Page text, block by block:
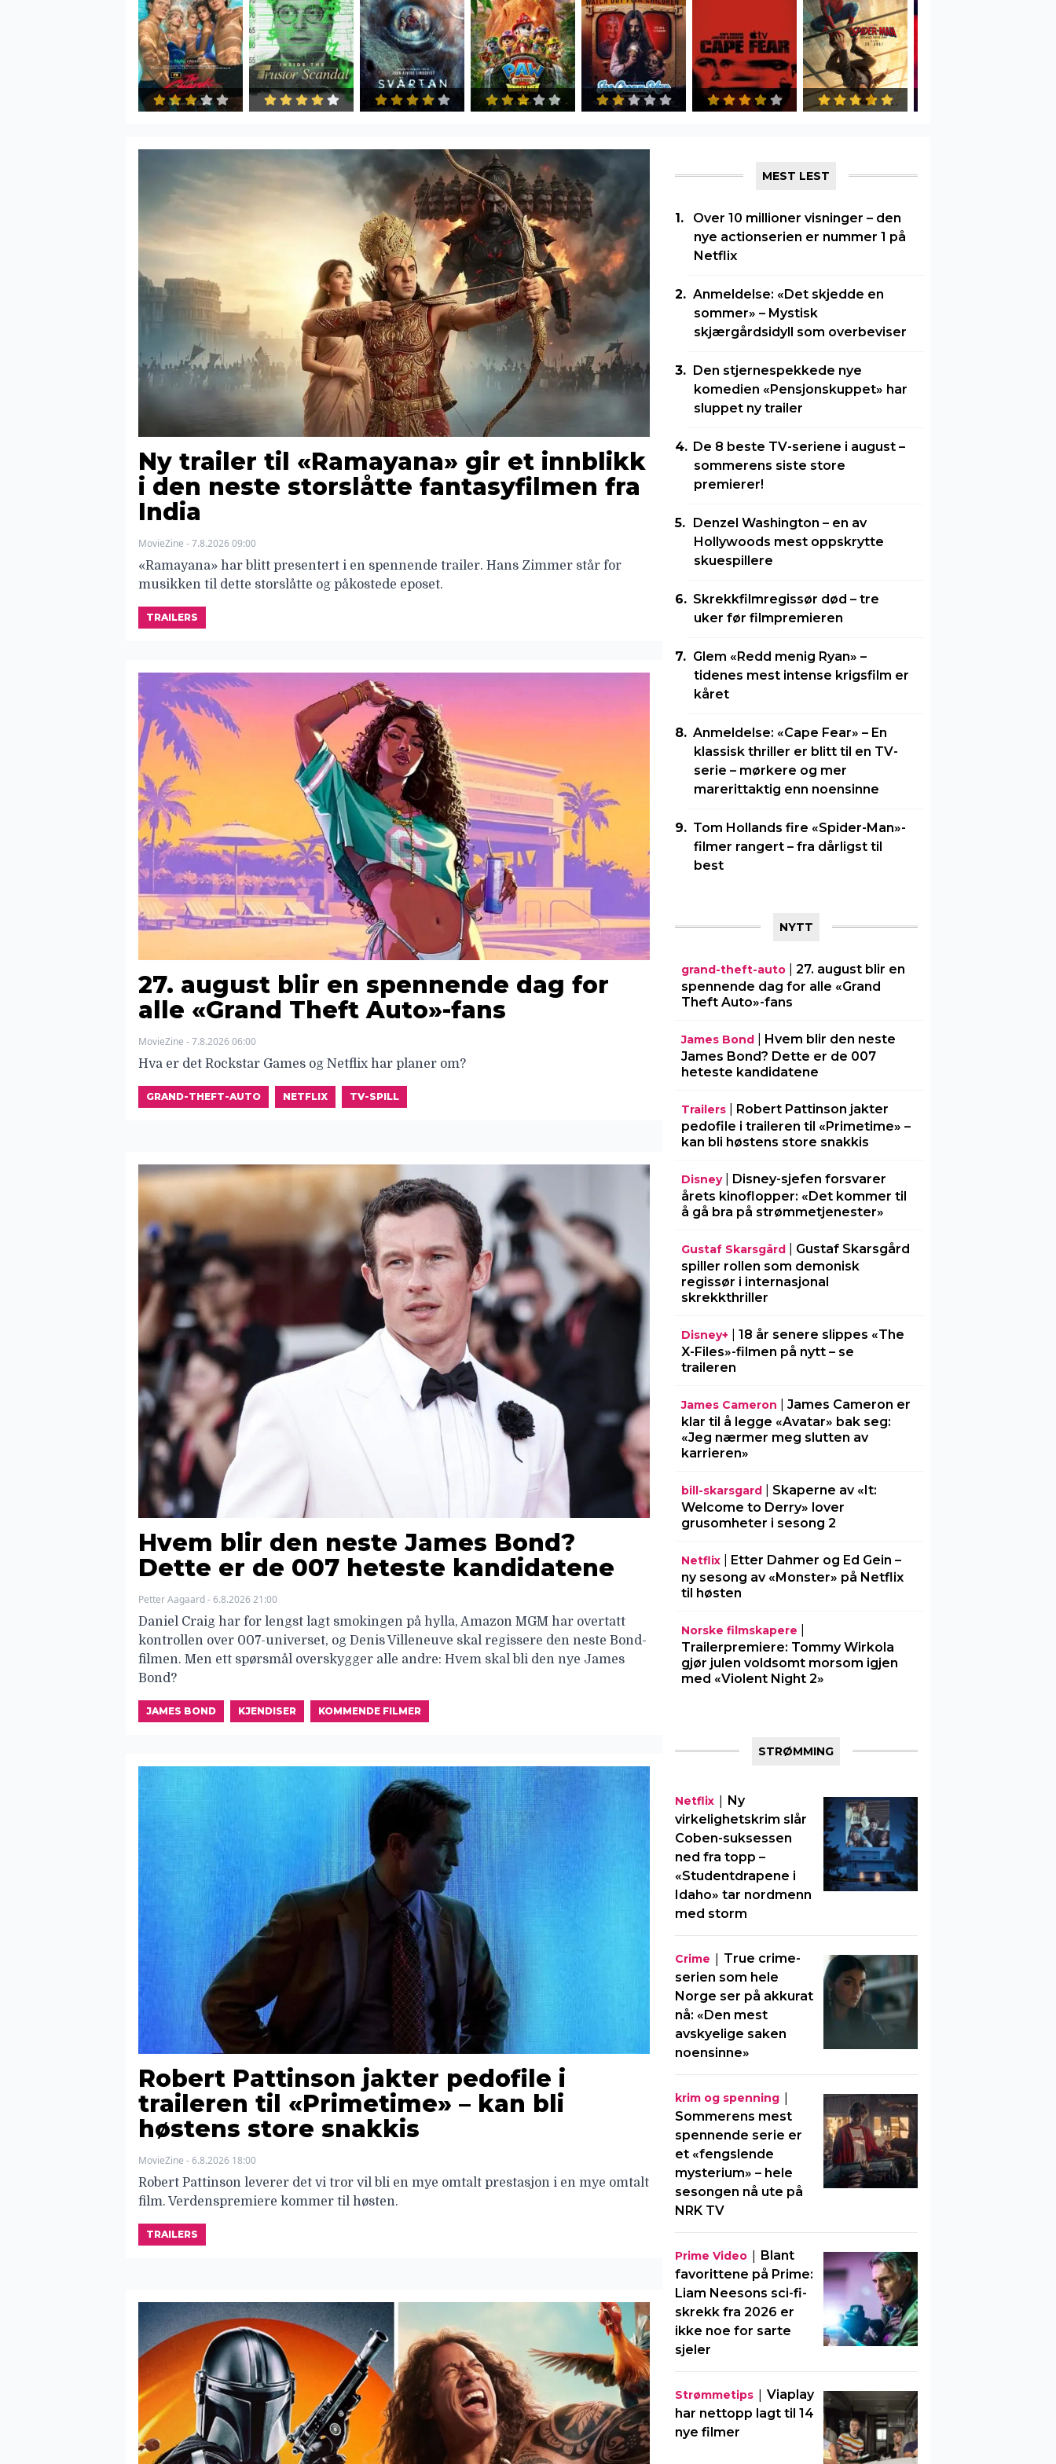
Ny trailer til «Ramayana» gir et innblikk
i den neste storslåtte fantasyfilmen fra
India
MovieZine - 7.8.2026 09:00
«Ramayana» har blitt presentert i en spennende trailer. Hans Zimmer står for
musikken til dette storslåtte og påkostede eposet.
TRAILERS
27. august blir en spennende dag for
alle «Grand Theft Auto»-fans
MovieZine - 7.8.2026 06:00
Hva er det Rockstar Games og Netflix har planer om?
GRAND-THEFT-AUTO NETFLIX TV-SPILL
Hvem blir den neste James Bond?
Dette er de 007 heteste kandidatene
Petter Aagaard - 6.8.2026 21:00
Daniel Craig har for lengst lagt smokingen på hylla, Amazon MGM har overtatt
kontrollen over 007-universet, og Denis Villeneuve skal regissere den neste Bond-
filmen. Men ett spørsmål overskygger alle andre: Hvem skal bli den nye James
Bond?
JAMES BOND KJENDISER KOMMENDE FILMER
Robert Pattinson jakter pedofile i
traileren til «Primetime» – kan bli
høstens store snakkis
MovieZine - 6.8.2026 18:00
Robert Pattinson leverer det vi tror vil bli en mye omtalt prestasjon i en mye omtalt
film. Verdenspremiere kommer til høsten.
TRAILERS
MEST LEST
Over 10 millioner visninger – den
nye actionserien er nummer 1 på
Netflix
Anmeldelse: «Det skjedde en
sommer» – Mystisk
skjærgårdsidyll som overbeviser
Den stjernespekkede nye
komedien «Pensjonskuppet» har
sluppet ny trailer
De 8 beste TV-seriene i august –
sommerens siste store
premierer!
Denzel Washington – en av
Hollywoods mest oppskrytte
skuespillere
Skrekkfilmregissør død – tre
uker før filmpremieren
Glem «Redd menig Ryan» –
tidenes mest intense krigsfilm er
kåret
Anmeldelse: «Cape Fear» – En
klassisk thriller er blitt til en TV-
serie – mørkere og mer
marerittaktig enn noensinne
Tom Hollands fire «Spider-Man»-
filmer rangert – fra dårligst til
best
NYTT
grand-theft-auto| 27. august blir en
spennende dag for alle «Grand
Theft Auto»-fans
James Bond| Hvem blir den neste
James Bond? Dette er de 007
heteste kandidatene
Trailers| Robert Pattinson jakter
pedofile i traileren til «Primetime» –
kan bli høstens store snakkis
Disney| Disney-sjefen forsvarer
årets kinoflopper: «Det kommer til
å gå bra på strømmetjenester»
Gustaf Skarsgård| Gustaf Skarsgård
spiller rollen som demonisk
regissør i internasjonal
skrekkthriller
Disney+
18 år senere slippes «The
X-Files»-filmen på nytt – se
traileren
James Cameron
James Cameron er
klar til å legge «Avatar» bak seg:
«Jeg nærmer meg slutten av
karrieren»
bill-skarsgard| Skaperne av «It:
Welcome to Derry» lover
grusomheter i sesong 2
Netflix| Etter Dahmer og Ed Gein –
ny sesong av «Monster» på Netflix
til høsten
Norske filmskapere
Trailerpremiere: Tommy Wirkola
gjør julen voldsomt morsom igjen
med «Violent Night 2»
STRØMMING
Netflix| Ny
virkelighetskrim slår
Coben-suksessen
ned fra topp –
«Studentdrapene i
Idaho» tar nordmenn
med storm
Crime | True crime-
serien som hele
Norge ser på akkurat
nå: «Den mest
avskyelige saken
noensinne»
krim og spenning|
Sommerens mest
spennende serie er
et «fengslende
mysterium» – hele
sesongen nå ute på
NRK TV
Prime Video| Blant
favorittene på Prime:
Liam Neesons sci-fi-
skrekk fra 2026 er
ikke noe for sarte
sjeler
Strømmetips| Viaplay
har nettopp lagt til 14
nye filmer